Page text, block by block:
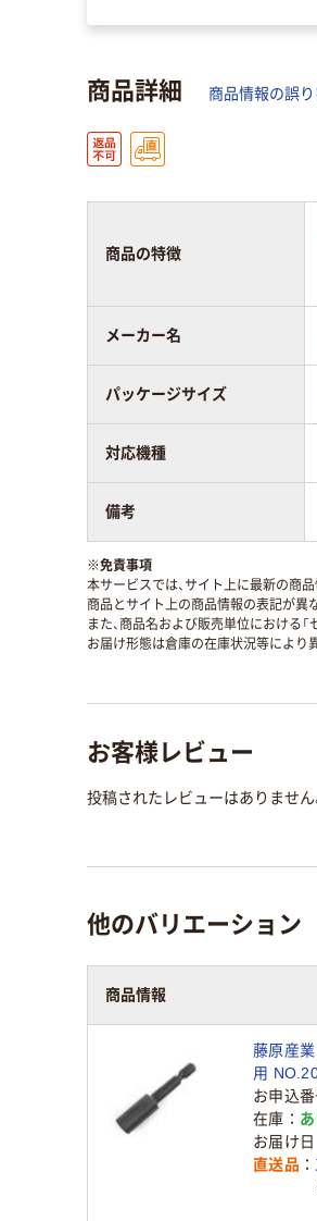
商品詳細 商品情報の誤
商品の特徴
メーカー名
パッケージサイズ
対応機種
備考
※免責事項
本サービスでは、サイト上に最新の商品
商品とサイト上の商品情報の表記が異
また、商品名および販売単位における「
お届け形態は倉庫の在庫状況等により
お客様レビュー
投稿されたレビューはありませ
他のバリエーション
商品情報
藤原産
用
品）
お申込
在庫
お届け日
直送品